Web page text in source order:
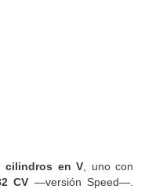
cilindros en V , uno con
CV —versión Speed—.